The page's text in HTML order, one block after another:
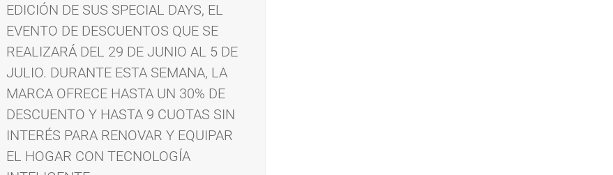
EDICIÓN DE SUS SPECIAL DAYS, EL
EVENTO DE DESCUENTOS QUE SE
REALIZARÁ DEL 29 DE JUNIO AL 5 DE
JULIO. DURANTE ESTA SEMANA, LA
MARCA OFRECE HASTA UN 30% DE
DESCUENTO Y HASTA 9 CUOTAS SIN
INTERÉS PARA RENOVAR Y EQUIPAR
EL HOGAR CON TECNOLOGÍA